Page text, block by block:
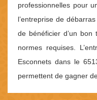
professionnelles pour
l’entreprise de
de bénéficier d’un
normes requises.
Esconnets dans le
permettent de gagner